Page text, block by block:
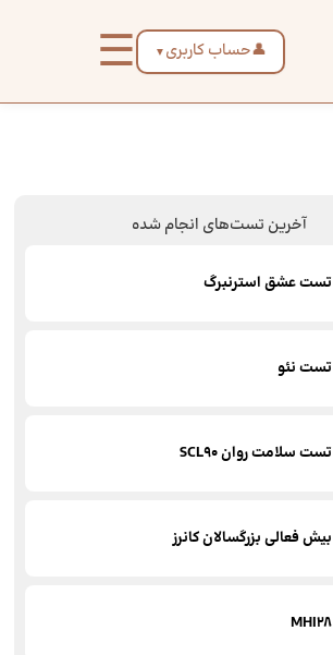
👤حساب کاربری ▼
☰
آخرین تست‌های انجام شده
تست عشق استرنبرگ
تست نئو
تست سلامت روان SCL90
بیش فعالی بزرگسالان کانرز
MHI28